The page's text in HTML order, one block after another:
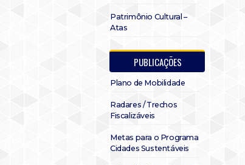
Patrimônio Cultural –
Atas
PUBLICAÇÕES
Plano de Mobilidade
Radares / Trechos
Fiscalizáveis
Metas para o Programa
Cidades Sustentáveis